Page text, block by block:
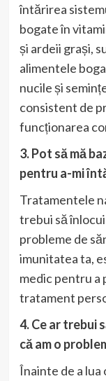
întărirea
bogate în
și ardeii grași,
alimentele
nucile și
consistent de
funcționarea
3. Pot să mă
pentru a-mi
Tratamentele
trebui să
probleme de
imunitatea ta,
medic pentru a
tratament
4. Ce ar trebui
că am o
Înainte de a lua